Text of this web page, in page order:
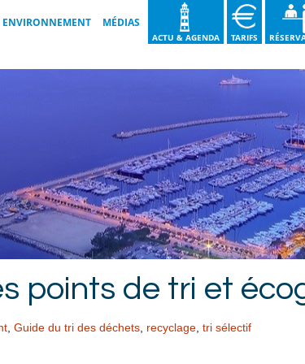
ACTU & AGENDA TARIFS
ENVIRONNEMENT MÉDIAS
points de tri et
Guide du tri des déchets recyclage tri sélectif